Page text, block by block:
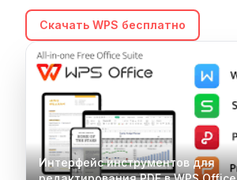
Скачать WPS бесплатно
Интерфейс инструментов для